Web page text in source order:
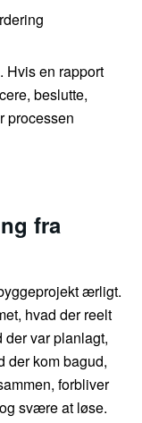
Hvis en rapport
beslutte,
processen
fra
ærligt.
hvad der reelt
var planlagt,
der kom bagud,
forbliver
svære at løse.